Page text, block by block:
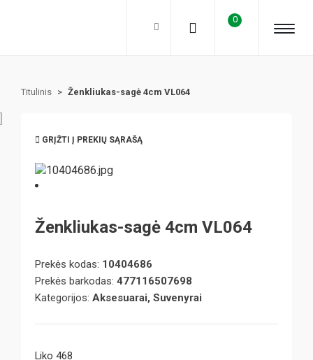
0
Titulinis > Ženkliukas-sagė 4cm VL064
GRĮŽTI Į PREKIŲ SĄRAŠĄ
Ženkliukas-sagė 4cm VL064
Prekės kodas: 10404686
Prekės barkodas: 477116507698
Kategorijos: Aksesuarai, Suvenyrai
Liko 468